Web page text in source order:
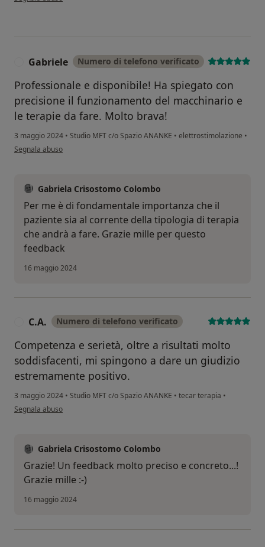
Gabriele Numero di telefono verificato
Professionale e disponibile! Ha spiegato con
precisione il funzionamento del macchinario e
le terapie da fare. Molto brava!
3 maggio 2024 • Studio MFT c/o Spazio ANANKE • elettrostimolazione •
secondo l'opinione dell'utente Gabriele
Segnala abuso
Gabriela Crisostomo Colombo
Per me è di fondamentale importanza che il
paziente sia al corrente della tipologia di terapia
che andrà a fare. Grazie mille per questo
feedback
16 maggio 2024
C.A. Numero di telefono verificato
Competenza e serietà, oltre a risultati molto
soddisfacenti, mi spingono a dare un giudizio
estremamente positivo.
3 maggio 2024 • Studio MFT c/o Spazio ANANKE • tecar terapia •
secondo l'opinione dell'utente C.A.
Segnala abuso
Gabriela Crisostomo Colombo
Grazie! Un feedback molto preciso e concreto...!
Grazie mille :-)
16 maggio 2024